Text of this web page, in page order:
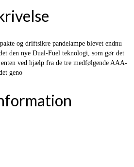
og driftsikre pandelampe blevet endnu
den nye Dual-Fuel teknologi, som gør det
ved hjælp fra de tre medfølgende AAA-
geno